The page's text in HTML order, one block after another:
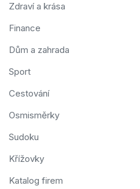
Zdraví a krása
Finance
Dům a zahrada
Sport
Cestování
Osmisměrky
Sudoku
Křížovky
Katalog firem